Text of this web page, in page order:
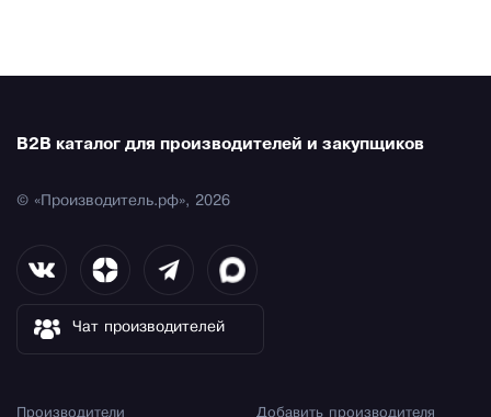
B2B каталог для производителей и закупщиков
© «Производитель.рф», 2026
Чат производителей
Производители Добавить производителя